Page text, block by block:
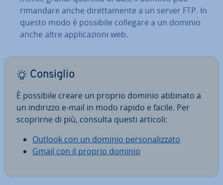
rimandare anche di­ret­ta­men­te a un server FTP. In
questo modo è possibile collegare a un dominio
anche altre ap­pli­ca­zio­ni web.
Consiglio
È possibile creare un proprio dominio abbinato a
un indirizzo e-mail in modo rapido e facile. Per
scoprirne di più, consulta questi articoli:
Outlook con un dominio per­so­na­liz­za­to
Gmail con il proprio dominio